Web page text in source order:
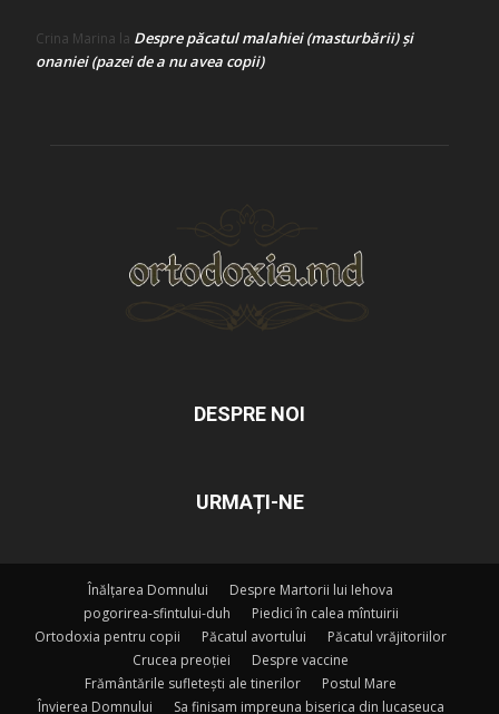
Crina Marina la Despre păcatul malahiei (masturbării) şi
onaniei (pazei de a nu avea copii)
DESPRE NOI
URMAȚI-NE
Înălțarea Domnului
Despre Martorii lui Iehova
pogorirea-sfintului-duh
Piedici în calea mîntuirii
Ortodoxia pentru copii
Păcatul avortului
Păcatul vrăjitoriilor
Crucea preoției
Despre vaccine
Frământările sufletești ale tinerilor
Postul Mare
Învierea Domnului
Sa finisam impreuna biserica din lucaseuca